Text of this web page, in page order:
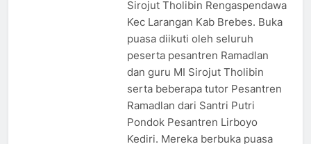
Sirojut Tholibin Rengaspendawa
Kec Larangan Kab Brebes. Buka
puasa diikuti oleh seluruh
peserta pesantren Ramadlan
dan guru MI Sirojut Tholibin
serta beberapa tutor Pesantren
Ramadlan dari Santri Putri
Pondok Pesantren Lirboyo
Kediri. Mereka berbuka puasa